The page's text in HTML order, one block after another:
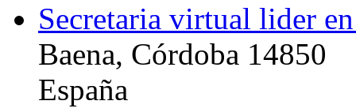
Secretaria virtual lider
Baena, Córdoba 14850
España